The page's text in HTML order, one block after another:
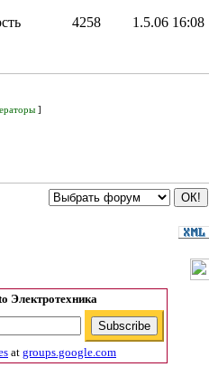
4258 1.5.06 16:08
]
Электротехника
at groups.google.com